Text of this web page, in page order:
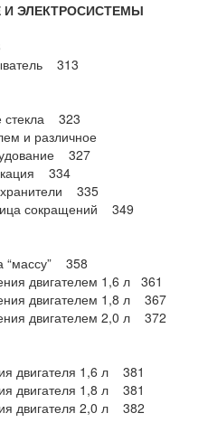
И ЭЛЕКТРОСИСТЕМЫ
313
стекла 323
и различное
327
334
335
сокращений 349
“массу” 358
двигателем 1,6 л 361
двигателем 1,8 л 367
двигателем 2,0 л 372
двигателя 1,6 л 381
двигателя 1,8 л 381
двигателя 2,0 л 382